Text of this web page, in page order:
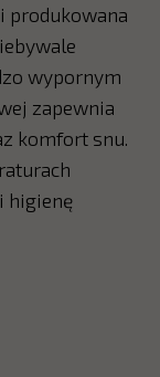
produkowana
wypornym
zapewnia
komfort snu.
higienę